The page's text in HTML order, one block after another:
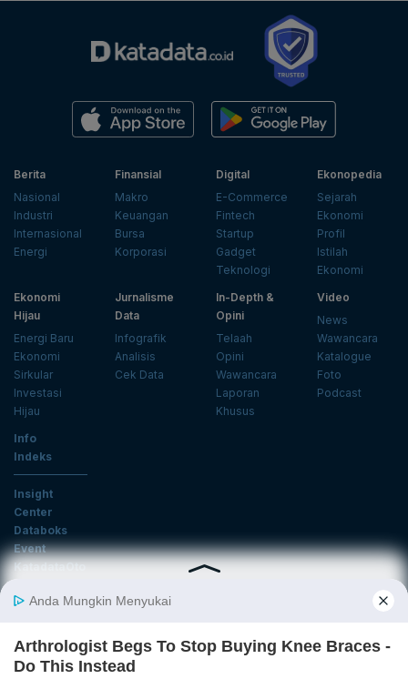
Berita
Nasional
Industri
Internasional
Energi
Finansial
Makro
Keuangan
Bursa
Korporasi
Digital
E-Commerce
Fintech
Startup
Gadget
Teknologi
Ekonopedia
Sejarah
Ekonomi
Profil
Istilah
Ekonomi
Ekonomi
Hijau
Energi Baru
Ekonomi
Sirkular
Investasi
Hijau
Jurnalisme
Data
Infografik
Analisis
Cek Data
In-Depth &
Opini
Telaah
Opini
Wawancara
Laporan
Khusus
Video
News
Wawancara
Katalogue
Foto
Podcast
Info
Indeks
Insight
Center
Databoks
Event
KatadataOto
Email
Daftar